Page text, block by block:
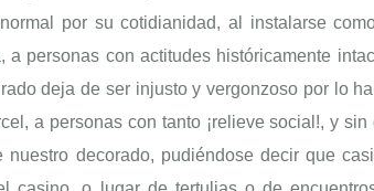
por su cotidianidad, al instalarse
personas con actitudes históricamente
deja de ser injusto y vergonzoso por lo
a personas con tanto ¡relieve social!, y sin
nuestro decorado, pudiéndose decir que